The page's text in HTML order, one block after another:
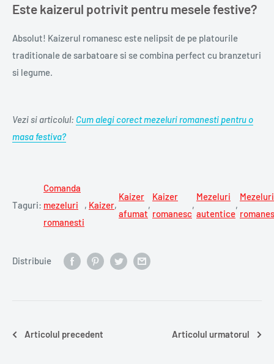
Este kaizerul potrivit pentru mesele festive?
Absolut! Kaizerul romanesc este nelipsit de pe platourile
traditionale de sarbatoare si se combina perfect cu branzeturi
si legume.
Vezi si articolul: Cum alegi corect mezeluri romanesti pentru o
masa festiva?
Taguri:
Comanda
mezeluri
romanesti
, Kaizer,
Kaizer
afumat
,
Kaizer
romanesc
,
Mezeluri
autentice
,
Mezeluri
Distribuie
Articolul precedent Articolul urmatorul